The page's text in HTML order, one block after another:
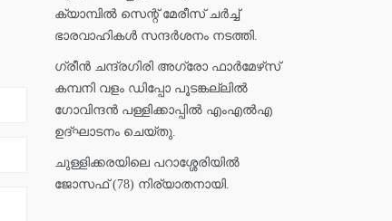
ക്യാമ്പിൽ സെന്റ് മേരീസ് ചർച്ച്
ഭാരവാഹികൾ സന്ദർശനം നടത്തി.
ഗ്രീൻ ചന്ദ്രഗിരി അഗ്രോ ഫാർമേഴ്‌സ്
കമ്പനി വളം ഡിപ്പോ പൂടങ്കല്ലിൽ
ഗോവിന്ദൻ പള്ളിക്കാപ്പിൽ എംഎൽഎ
ഉദ്ഘാടനം ചെയ്തു.
ചുള്ളിക്കരയിലെ പറാശ്ശേരിയിൽ
ജോസഫ് (78) നിര്യാതനായി.